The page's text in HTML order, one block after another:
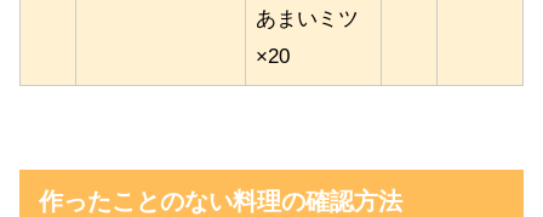
あまいミツ
×20
作ったことのない料理の確認方法